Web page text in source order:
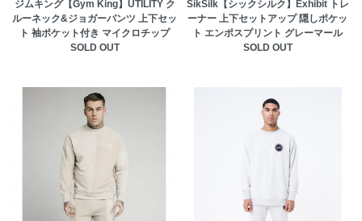
ジムキング【Gym King】UTILITY ク
ルーネック&ジョガーパンツ 上下セッ
ト 袖ポケット付き マイクロチップ
SOLD OUT
SikSilk【シックシルク】Exhibit トレ
ーナー 上下セットアップ 隠しポケッ
ト エンポスプリント グレーマール
SOLD OUT